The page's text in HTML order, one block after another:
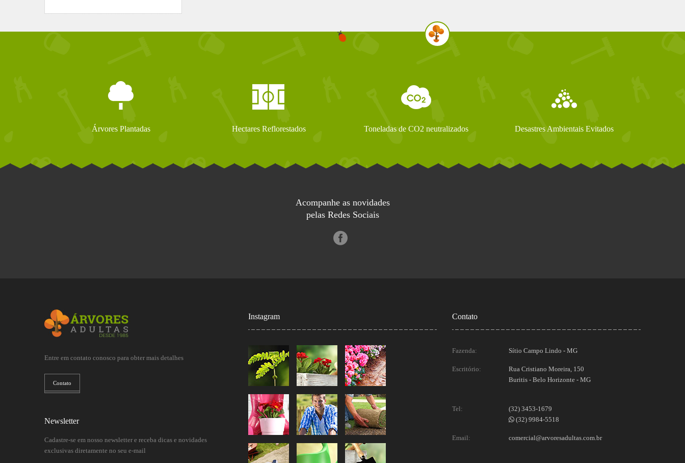
Árvores Plantadas Hectares Reflorestados Toneladas de CO2 neutralizados Desastres Ambientais Evitados
Acompanhe as novidades
pelas Redes Sociais
Entre em contato conosco para obter mais detalhes
Contato
Newsletter
Cadastre-se em nosso newsletter e receba dicas e novidades
exclusivas diretamente no seu e-mail
Instagram Contato
Fazenda: Sítio Campo Lindo - MG
Escritório:
Rua Cristiano Moreira, 150
Buritis - Belo Horizonte - MG
Tel:
(32) 3453-1679
(32) 9984-5518
Email: comercial@arvoresadultas.com.br